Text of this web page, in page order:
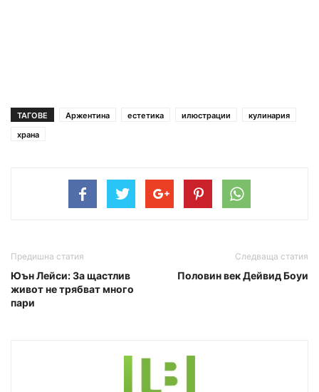
ТАГОВЕ Аржентина естетика илюстрации
кулинария
храна
Предишна статия
Юън Лейси: За щастлив
живот не трябват много
пари
Следваща статия
Половин век Дейвид Боуи